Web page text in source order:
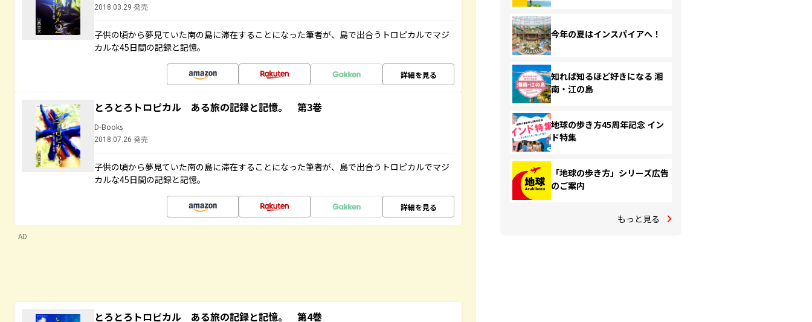
2018.03.29 発売
子供の頃から夢見ていた南の島に滞在することになった筆者が、島で出合うトロピカルでマジ
カルな45日間の記録と記憶。
詳細を見る
とろとろトロピカル ある旅の記録と記憶。 第3巻
D-Books
2018.07.26 発売
子供の頃から夢見ていた南の島に滞在することになった筆者が、島で出合うトロピカルでマジ
カルな45日間の記録と記憶。
詳細を見る
AD
とろとろトロピカル ある旅の記録と記憶。 第4巻
今年の夏はインスパイアへ！
知れば知るほど好きになる 湘
南・江の島
地球の歩き方45周年記念 イン
ド特集
「地球の歩き方」シリーズ広告
のご案内
もっと見る